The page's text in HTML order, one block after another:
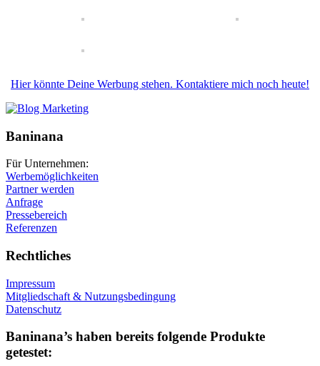
Hier könnte Deine Werbung stehen. Kontaktiere mich noch heute!
Baninana
Für Unternehmen:
Werbemöglichkeiten
Partner werden
Anfrage
Pressebereich
Referenzen
Rechtliches
Impressum
Mitgliedschaft & Nutzungsbedingung
Datenschutz
Baninana’s haben bereits folgende Produkte
getestet: